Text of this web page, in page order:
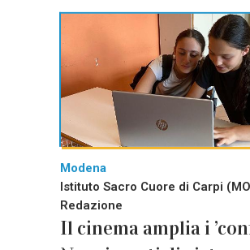
Modena
Istituto Sacro Cuore di Carpi
Redazione
Il cinema amplia i